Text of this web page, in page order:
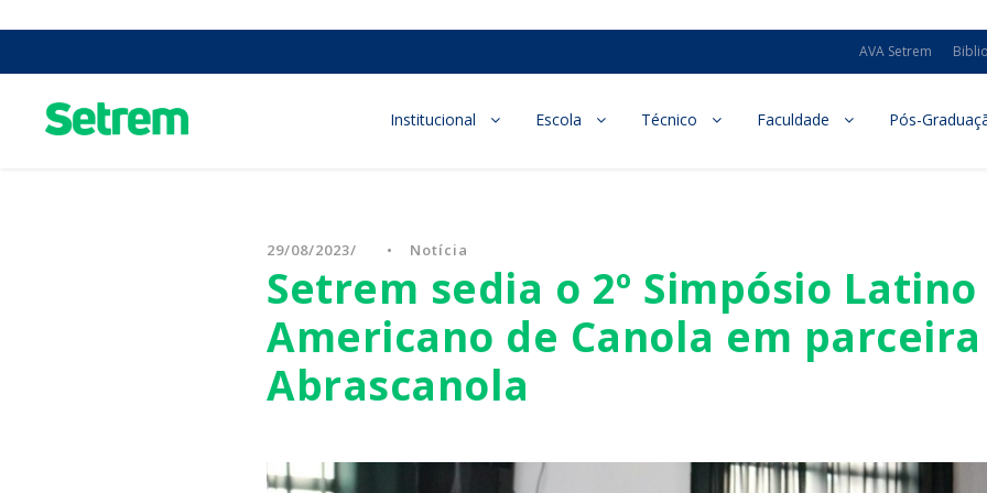
AVA Setrem
Institucional Escola Técnico Faculdade Pós-
29/08/2023 • Notícia
Setrem sedia o 2º Simpósio Latino
Americano de Canola em
Abrascanola